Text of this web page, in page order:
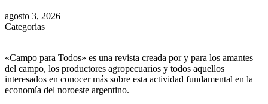
agosto 3, 2026
Categorias
«Campo para Todos» es una revista creada por y para los amantes
del campo, los productores agropecuarios y todos aquellos
interesados en conocer más sobre esta actividad fundamental en la
economía del noroeste argentino.